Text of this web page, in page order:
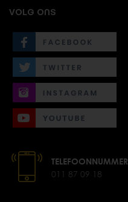
VOLG ONS
TELEFOONNUMMER
011 87 09 18